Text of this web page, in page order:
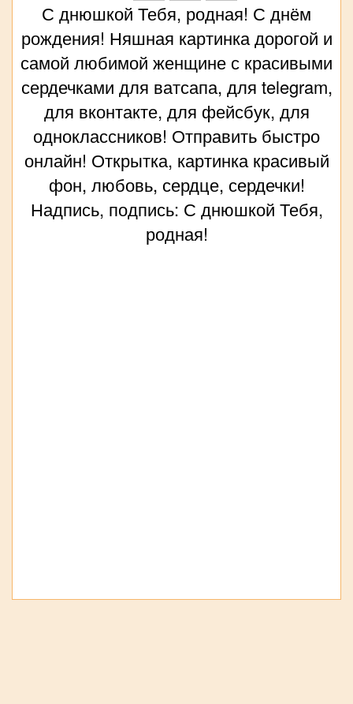
С днюшкой Тебя, родная! С днём
рождения! Няшная картинка дорогой и
самой любимой женщине с красивыми
сердечками для ватсапа, для telegram,
для вконтакте, для фейсбук, для
одноклассников! Отправить быстро
онлайн! Открытка, картинка красивый
фон, любовь, сердце, сердечки!
Надпись, подпись: С днюшкой Тебя,
родная!